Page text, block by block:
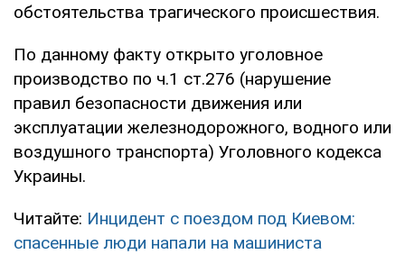
обстоятельства трагического происшествия.
По данному факту открыто уголовное
производство по ч.1 ст.276 (нарушение
правил безопасности движения или
эксплуатации железнодорожного, водного или
воздушного транспорта) Уголовного кодекса
Украины.
Читайте: Инцидент с поездом под Киевом:
спасенные люди напали на машиниста